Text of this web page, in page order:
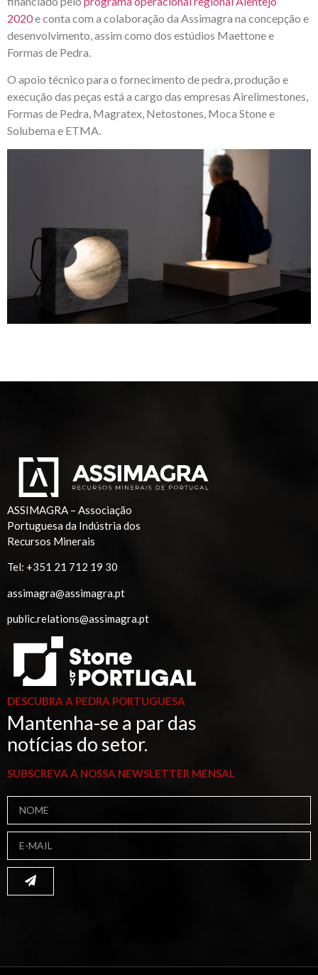
2020e conta com a colaboração da Assimagra na concepção e
desenvolvimento, assim como dos estúdios Maettone e
Formas de Pedra.
O apoio técnico para o fornecimento de pedra, produção e
execução das peças está a cargo das empresas Airelimestones,
Formas de Pedra, Magratex, Netostones, Moca Stone e
Solubema e ETMA.
ASSIMAGRA – Associação
Portuguesa da Indústria dos
Recursos Minerais
Tel: +351 21 712 19 30
assimagra@assimagra.pt
public.relations@assimagra.pt
DESCUBRA A PEDRA PORTUGUESA
Mantenha-se a par das
notícias do setor.
SUBSCREVA A NOSSA NEWSLETTER MENSAL